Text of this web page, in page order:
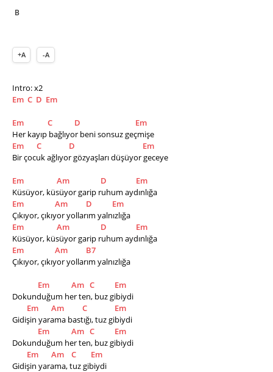
B
+A -A
Intro: x2
Em C D Em
Em C D
Em
Her kayıp bağlıyor beni sonsuz geçmişe
Em
C D
Em
Bir çocuk ağlıyor gözyaşları düşüyor geceye
Em Am D
Em
Küsüyor, küsüyor garip ruhum aydınlığa
Em
Am D
Em
Çıkıyor, çıkıyor yollarım yalnızlığa
Em
Am D
Em
Küsüyor, küsüyor garip ruhum aydınlığa
Em
Am
B7
Çıkıyor, çıkıyor yollarım yalnızlığa
Em Am C
Em
Dokunduğum her ten, buz gibiydi
Em
Am C
Em
Gidişin yarama bastığı, tuz gibiydi
Em
Am C
Em
Dokunduğum her ten, buz gibiydi
Em
Am C
Em
Gidişin yarama, tuz gibiydi